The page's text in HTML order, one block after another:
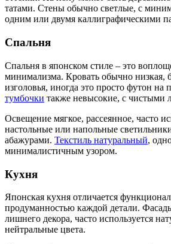
татами. Стены обычно светлые, с
одним или двумя каллиграфическими
Спальня
Спальня в японском стиле – это
минимализма. Кровать обычно низкая,
изголовья, иногда это просто футон на
тумбочки также невысокие, с чистыми
Освещение мягкое, рассеянное, часто
настольные или напольные
абажурами. Текстиль натуральный,
минималистичным узором.
Кухня
Японская кухня отличается
продуманностью каждой детали.
лишнего декора, часто используется
нейтральные цвета.